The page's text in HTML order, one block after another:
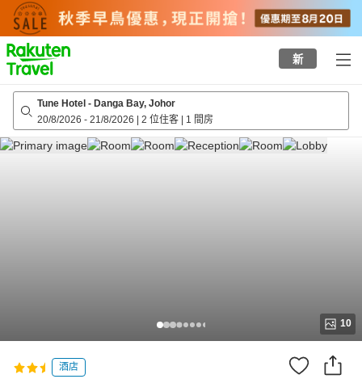
to
top
page
新
Tune Hotel - Danga Bay, Johor
20/8/2026 - 21/8/2026 | 2 位住客 | 1 間房
10
酒店